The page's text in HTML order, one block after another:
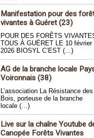
Manifestation pour des
vivantes à Guéret (23)
POUR DES FORÊTS
TOUS À GUÉRET LE 10 février
2026 BIOSYL C’EST (…)
AG de la branche locale
Voironnais (38)
L’association La Résistance des
Bois, porteuse de la branche
locale (…)
Live sur la chaîne Youtube
Canopée Forêts Vivantes